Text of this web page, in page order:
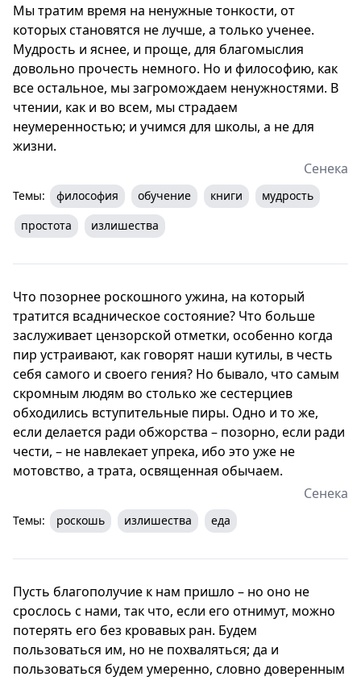
Мы тратим время на ненужные тонкости, от
которых становятся не лучше, а только ученее.
Мудрость и яснее, и проще, для благомыслия
довольно прочесть немного. Но и философию, как
все остальное, мы загромождаем ненужностями. В
чтении, как и во всем, мы страдаем
неумеренностью; и учимся для школы, а не для
жизни.
Сенека
Темы: философия обучение книги
мудрость
простота
излишества
Что позорнее роскошного ужина, на который
тратится всадническое состояние? Что больше
заслуживает цензорской отметки, особенно когда
пир устраивают, как говорят наши кутилы, в честь
себя самого и своего гения? Но бывало, что самым
скромным людям во столько же сестерциев
обходились вступительные пиры. Одно и то же,
если делается ради обжорства – позорно, если ради
чести, – не навлекает упрека, ибо это уже не
мотовство, а трата, освященная обычаем.
Сенека
Темы: роскошь излишества еда
Пусть благополучие к нам пришло – но оно не
срослось с нами, так что, если его отнимут, можно
потерять его без кровавых ран. Будем
пользоваться им, но не похваляться; да и
пользоваться будем умеренно, словно доверенным